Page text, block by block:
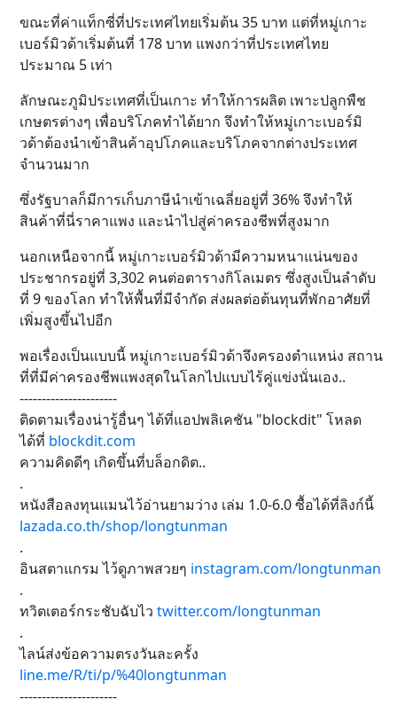
ขณะที่ค่าแท็กซี่ที่ประเทศไทยเริ่มต้น 35 บาท แต่ที่หมู่เกาะ
เบอร์มิวด้าเริ่มต้นที่ 178 บาท แพงกว่าที่ประเทศไทย
ประมาณ 5 เท่า
ลักษณะภูมิประเทศที่เป็นเกาะ ทำให้การผลิต เพาะปลูกพืช
เกษตรต่างๆ เพื่อบริโภคทำได้ยาก จึงทำให้หมู่เกาะเบอร์มิ
วด้าต้องนำเข้าสินค้าอุปโภคและบริโภคจากต่างประเทศ
จำนวนมาก
ซึ่งรัฐบาลก็มีการเก็บภาษีนำเข้าเฉลี่ยอยู่ที่ 36% จึงทำให้
สินค้าที่นี่ราคาแพง และนำไปสู่ค่าครองชีพที่สูงมาก
นอกเหนือจากนี้ หมู่เกาะเบอร์มิวด้ามีความหนาแน่นของ
ประชากรอยู่ที่ 3,302 คนต่อตารางกิโลเมตร ซึ่งสูงเป็นลำดับ
ที่ 9 ของโลก ทำให้พื้นที่มีจำกัด ส่งผลต่อต้นทุนที่พักอาศัยที่
เพิ่มสูงขึ้นไปอีก
พอเรื่องเป็นแบบนี้ หมู่เกาะเบอร์มิวด้าจึงครองตำแหน่ง สถาน
ที่ที่มีค่าครองชีพแพงสุดในโลกไปแบบไร้คู่แข่งนั่นเอง..
----------------------
ติดตามเรื่องน่ารู้อื่นๆ ได้ที่แอปพลิเคชัน "blockdit" โหลด
ได้ที่ blockdit.com
ความคิดดีๆ เกิดขึ้นที่บล็อกดิต..
.
หนังสือลงทุนแมนไว้อ่านยามว่าง เล่ม 1.0-6.0 ซื้อได้ที่ลิงก์นี้
lazada.co.th/shop/longtunman
.
อินสตาแกรม ไว้ดูภาพสวยๆ instagram.com/longtunman
.
ทวิตเตอร์กระชับฉับไว twitter.com/longtunman
.
ไลน์ส่งข้อความตรงวันละครั้ง
line.me/R/ti/p/%40longtunman
----------------------